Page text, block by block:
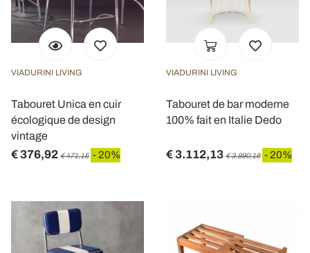
VIADURINI LIVING
Tabouret Unica en cuir
écologique de design
vintage
€ 376,92 € 471,15 - 20%
VIADURINI LIVING
Tabouret de bar moderne
100% fait en Italie Dedo
€ 3.112,13 € 3.890,16 - 20%